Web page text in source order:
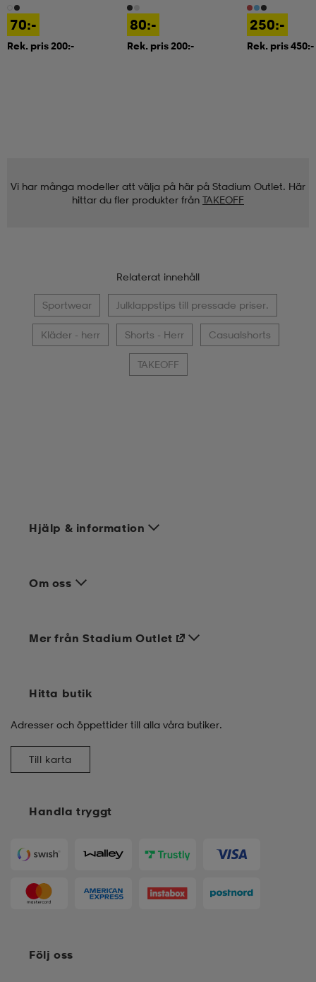
70:-
Rek. pris 200:-
80:-
Rek. pris 200:-
250:-
Rek. pris 450:-
Vi har många modeller att välja på här på Stadium Outlet. Här
hittar du fler produkter från TAKEOFF
Relaterat innehåll
Sportwear Julklappstips till pressade priser.
Kläder - herr Shorts - Herr Casualshorts
TAKEOFF
Hjälp & information
Om oss
Handla tryggt
Mer från Stadium Outlet
Hitta butik
Adresser och öppettider till alla våra butiker.
Till karta
Följ oss